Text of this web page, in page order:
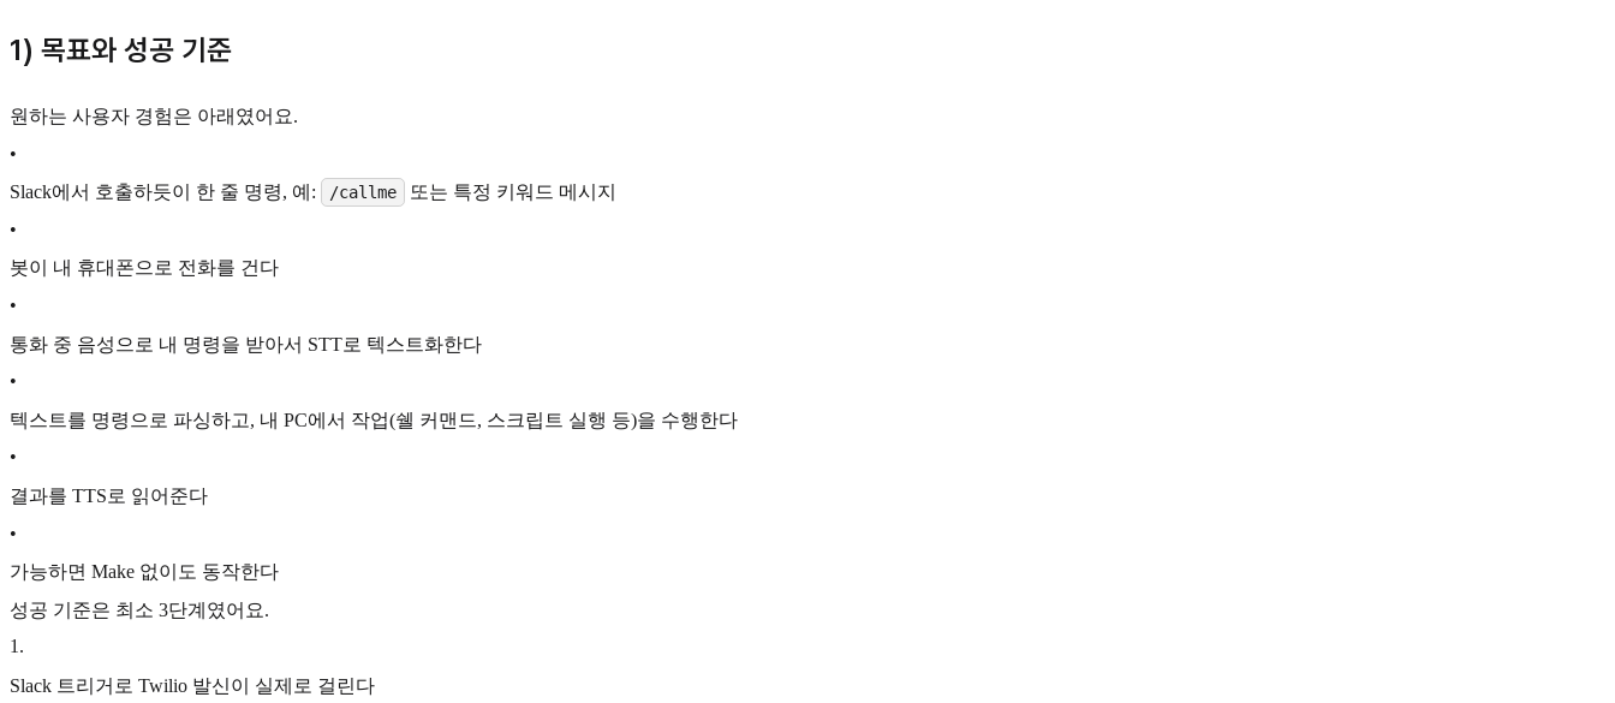
1) 목표와 성공 기준
원하는 사용자 경험은 아래였어요.
•
Slack에서 호출하듯이 한 줄 명령, 예:
/callme
또는 특정 키워드 메시지
•
봇이 내 휴대폰으로 전화를 건다
•
통화 중 음성으로 내 명령을 받아서 STT로 텍스트화한다
•
텍스트를 명령으로 파싱하고, 내 PC에서 작업(쉘 커맨드, 스크립트 실행 등)을 수행한다
•
결과를 TTS로 읽어준다
•
가능하면 Make 없이도 동작한다
성공 기준은 최소 3단계였어요.
1 .
Slack 트리거로 Twilio 발신이 실제로 걸린다